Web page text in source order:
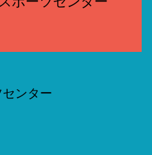
ンター